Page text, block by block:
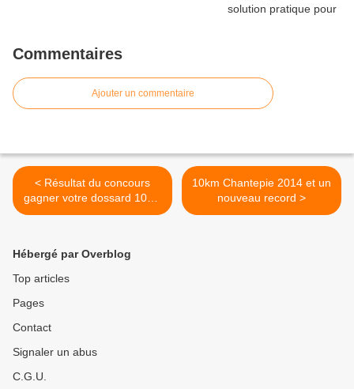
Commentaires
Ajouter un commentaire
< Résultat du concours
gagner votre dossard 10km
St Grégoire et entraînement
10km Chantepie 2014 et un
nouveau record >
Hébergé par Overblog
Top articles
Pages
Contact
Signaler un abus
C.G.U.